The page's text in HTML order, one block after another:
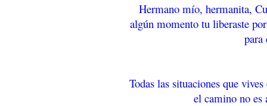
Hermano mío, hermanita,
algún momento tu liberaste
para
Todas las situaciones que
el camino no es